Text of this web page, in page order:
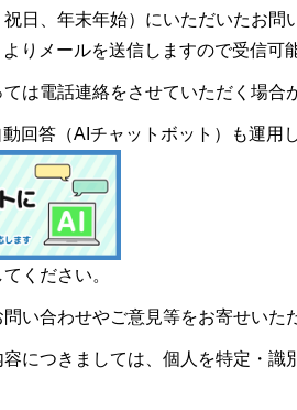
祝日、年末年始）にいただいたお
よりメールを送信しますので受信可
は電話連絡をさせていただく場
回答（AIチャットボット）も運用
ください。
い合わせやご意見等をお寄せいた
につきましては、個人を特定・識